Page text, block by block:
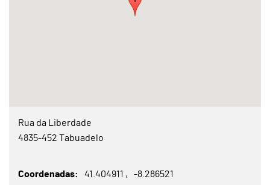
Rua da Liberdade
4835-452 Tabuadelo
Coordenadas 41.404911 -8.286521